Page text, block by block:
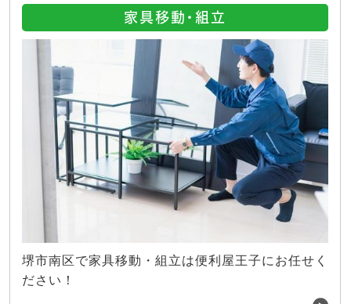
家具移動・組立
堺市南区で家具移動・組立は便利屋王子にお任せく
ださい！